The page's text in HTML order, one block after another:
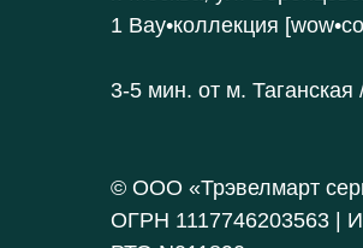
1 Вау•коллекция
3-5 мин. от м. Таганская
© ООО «Трэвелмарт
ОГРН 1117746203563 |